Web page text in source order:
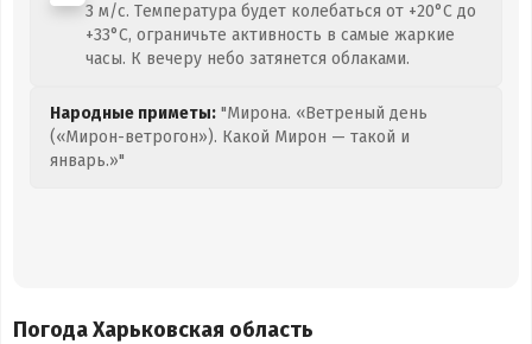
3 м/с. Температура будет колебаться от +20°C до
+33°C, ограничьте активность в самые жаркие
часы. К вечеру небо затянется облаками.
Народные приметы: "Мирона. «Ветреный день
(«Мирон-ветрогон»). Какой Мирон — такой и
январь.»"
Погода Харьковская область